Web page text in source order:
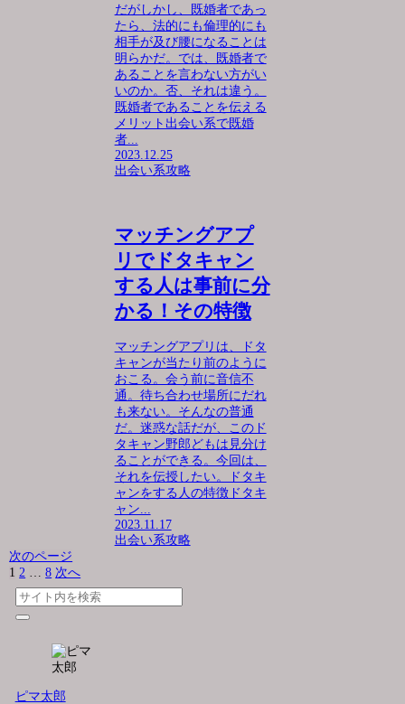
だがしかし、既婚者であっ
たら、法的にも倫理的にも
相手が及び腰になることは
明らかだ。では、既婚者で
あることを言わない方がい
いのか。否、それは違う。
既婚者であることを伝える
メリット出会い系で既婚
者...
2023.12.25
出会い系攻略
マッチングアプ
リでドタキャン
する人は事前に分
かる！その特徴
マッチングアプリは、ドタ
キャンが当たり前のように
おこる。会う前に音信不
通。待ち合わせ場所にだれ
も来ない。そんなの普通
だ。迷惑な話だが、このド
タキャン野郎どもは見分け
ることができる。今回は、
それを伝授したい。ドタキ
ャンをする人の特徴ドタキ
ャン...
2023.11.17
出会い系攻略
次のページ
1 2 … 8 次へ
ピマ太郎